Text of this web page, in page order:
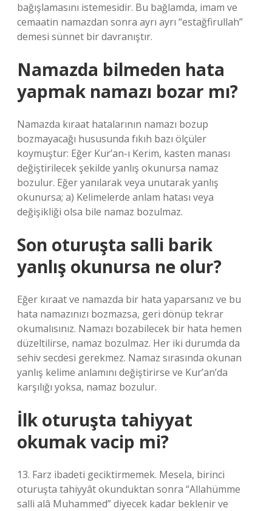
bağışlamasını istemesidir. Bu bağlamda, imam ve
cemaatin namazdan sonra ayrı ayrı “estağfirullah”
demesi sünnet bir davranıştır.
Namazda bilmeden hata
yapmak namazı bozar mı?
Namazda kıraat hatalarının namazı bozup
bozmayacağı hususunda fıkıh bazı ölçüler
koymuştur: Eğer Kur’an-ı Kerim, kasten manası
değiştirilecek şekilde yanlış okunursa namaz
bozulur. Eğer yanılarak veya unutarak yanlış
okunursa; a) Kelimelerde anlam hatası veya
değişikliği olsa bile namaz bozulmaz.
Son oturuşta salli barik
yanlış okunursa ne olur?
Eğer kıraat ve namazda bir hata yaparsanız ve bu
hata namazınızı bozmazsa, geri dönüp tekrar
okumalısınız. Namazı bozabilecek bir hata hemen
düzeltilirse, namaz bozulmaz. Her iki durumda da
sehiv secdesi gerekmez. Namaz sırasında okunan
yanlış kelime anlamını değiştirirse ve Kur’an’da
karşılığı yoksa, namaz bozulur.
İlk oturuşta tahiyyat
okumak vacip mi?
13. Farz ibadeti geciktirmemek. Mesela, birinci
oturuşta tahiyyât okunduktan sonra “Allahümme
salli alâ Muhammed” diyecek kadar beklenir ve